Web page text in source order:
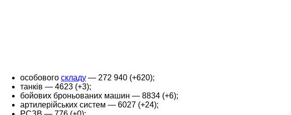
особового складу — 272 940 (+620);
танків — 4623 (+3);
бойових броньованих машин — 8834 (+6);
артилерійських систем — 6027 (+24);